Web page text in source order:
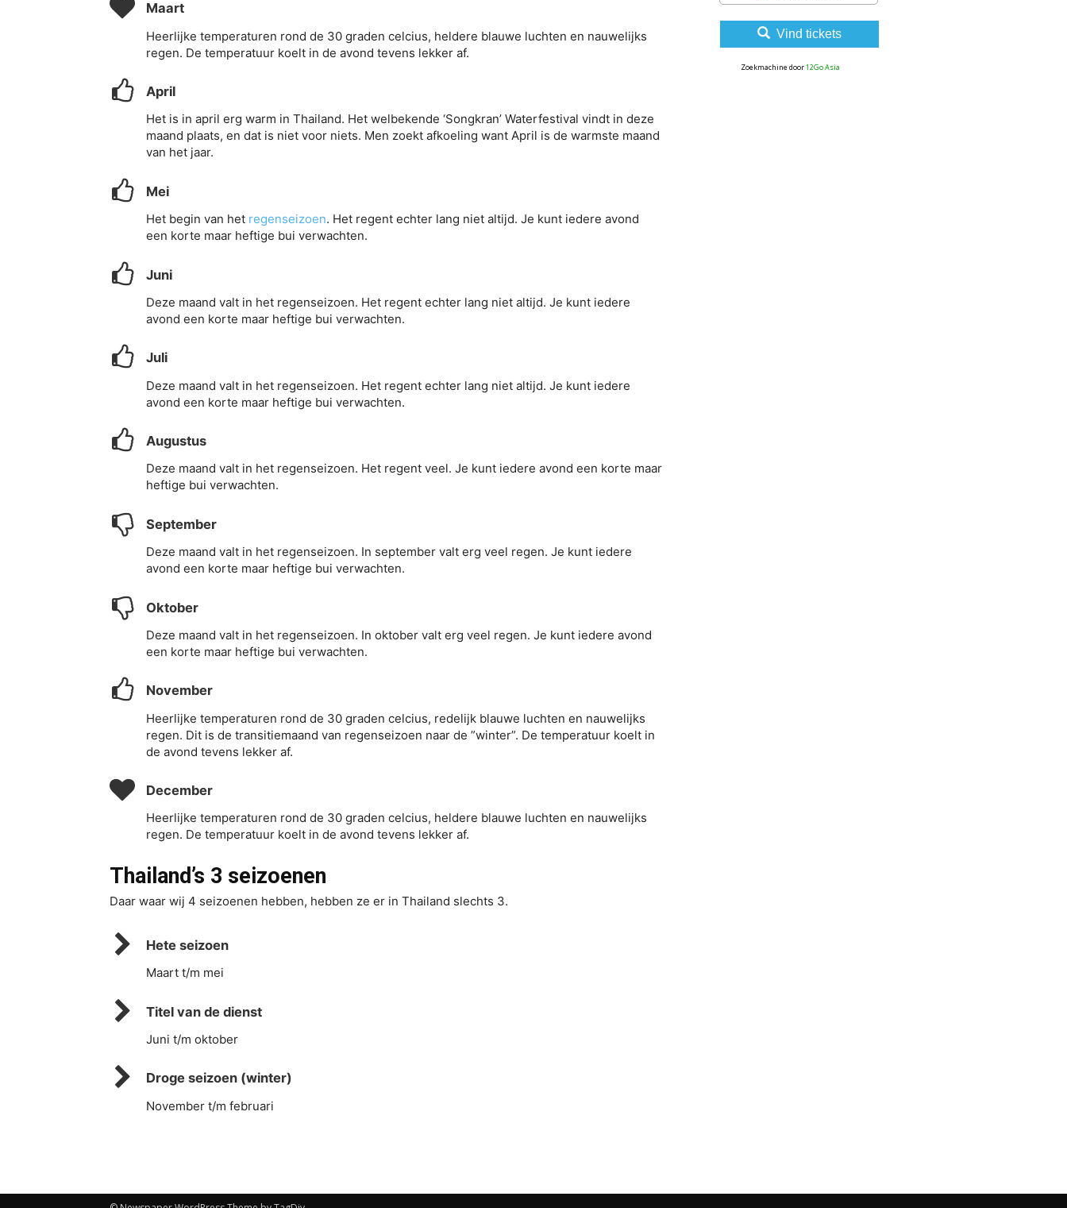
Maart
Heerlijke temperaturen rond de 30 graden celcius, heldere blauwe luchten en nauwelijks
regen. De temperatuur koelt in de avond tevens lekker af.
April
Het is in april erg warm in Thailand. Het welbekende ‘Songkran’ Waterfestival vindt in deze
maand plaats, en dat is niet voor niets. Men zoekt afkoeling want April is de warmste maand
van het jaar.
Mei
Het begin van het regenseizoen. Het regent echter lang niet altijd. Je kunt iedere avond
een korte maar heftige bui verwachten.
Juni
Deze maand valt in het regenseizoen. Het regent echter lang niet altijd. Je kunt iedere
avond een korte maar heftige bui verwachten.
Juli
Deze maand valt in het regenseizoen. Het regent echter lang niet altijd. Je kunt iedere
avond een korte maar heftige bui verwachten.
Augustus
Deze maand valt in het regenseizoen. Het regent veel. Je kunt iedere avond een korte maar
heftige bui verwachten.
September
Deze maand valt in het regenseizoen. In september valt erg veel regen. Je kunt iedere
avond een korte maar heftige bui verwachten.
Oktober
Deze maand valt in het regenseizoen. In oktober valt erg veel regen. Je kunt iedere avond
een korte maar heftige bui verwachten.
November
Heerlijke temperaturen rond de 30 graden celcius, redelijk blauwe luchten en nauwelijks
regen. Dit is de transitiemaand van regenseizoen naar de ”winter”. De temperatuur koelt in
de avond tevens lekker af.
December
Heerlijke temperaturen rond de 30 graden celcius, heldere blauwe luchten en nauwelijks
regen. De temperatuur koelt in de avond tevens lekker af.
Thailand’s 3 seizoenen
Daar waar wij 4 seizoenen hebben, hebben ze er in Thailand slechts 3.
Hete seizoen
Maart t/m mei
Titel van de dienst
Juni t/m oktober
Droge seizoen (winter)
November t/m februari
Vind tickets
Zoekmachine door12Go Asia